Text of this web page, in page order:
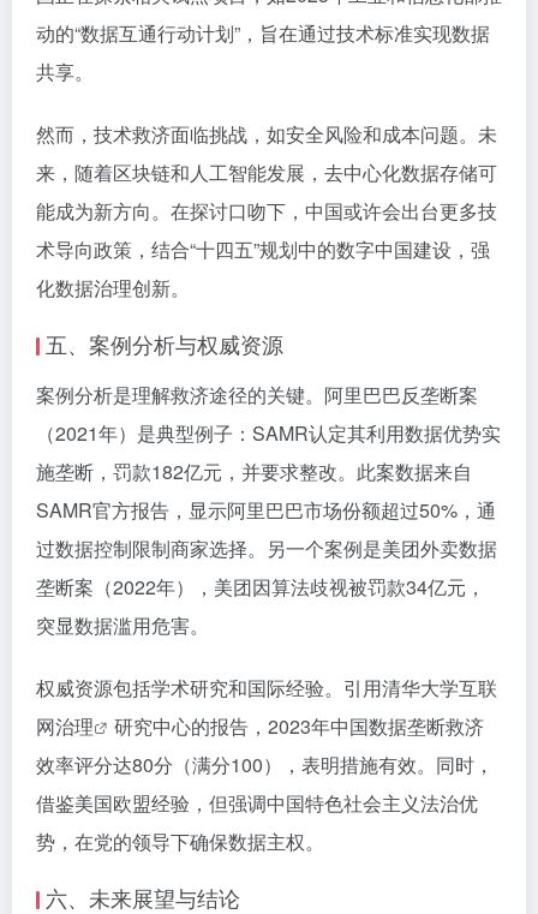
动的“数据互通行动计划”，旨在通过技术标准实现数据
共享。
然而，技术救济面临挑战，如安全风险和成本问题。未
来，随着区块链和人工智能发展，去中心化数据存储可
能成为新方向。在探讨口吻下，中国或许会出台更多技
术导向政策，结合“十四五”规划中的数字中国建设，强
化数据治理创新。
五、案例分析与权威资源
案例分析是理解救济途径的关键。阿里巴巴反垄断案
（2021年）是典型例子：SAMR认定其利用数据优势实
施垄断，罚款182亿元，并要求整改。此案数据来自
SAMR官方报告，显示阿里巴巴市场份额超过50%，通
过数据控制限制商家选择。另一个案例是美团外卖数据
垄断案（2022年），美团因算法歧视被罚款34亿元，
突显数据滥用危害。
权威资源包括学术研究和国际经验。引用清华大学互联
网治理
研究中心的报告，2023年中国数据垄断救济
效率评分达80分（满分100），表明措施有效。同时，
借鉴美国欧盟经验，但强调中国特色社会主义法治优
势，在党的领导下确保数据主权。
六、未来展望与结论